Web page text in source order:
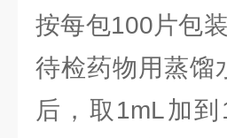
按每包100片包
待检药物用蒸馏
后，取1mL加